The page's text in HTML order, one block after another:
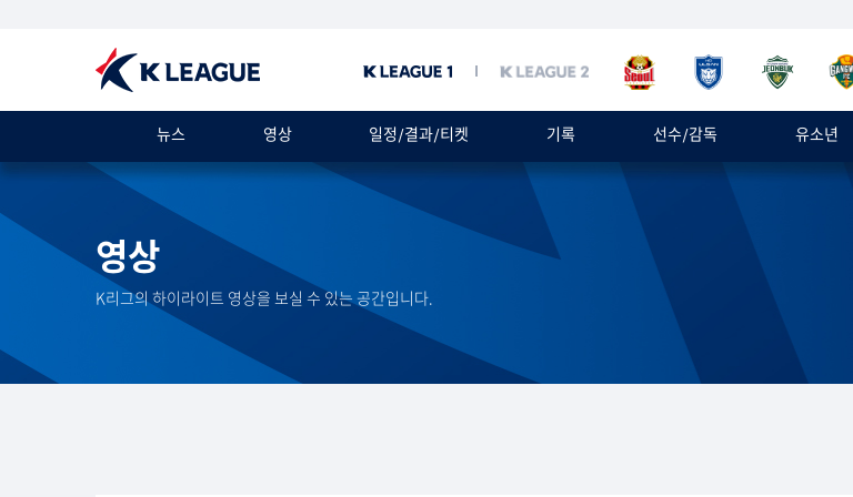
뉴스 영상 일정/결과/티켓 기록 선수/감독 유소년
영상
K리그의 하이라이트 영상을 보실 수 있는 공간입니다.